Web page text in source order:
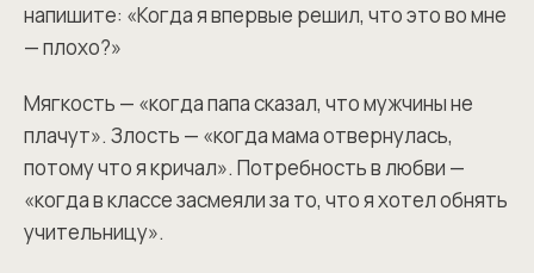
напишите: «Когда я впервые решил, что это во мне
— плохо?»
Мягкость — «когда папа сказал, что мужчины не
плачут». Злость — «когда мама отвернулась,
потому что я кричал». Потребность в любви —
«когда в классе засмеяли за то, что я хотел обнять
учительницу».